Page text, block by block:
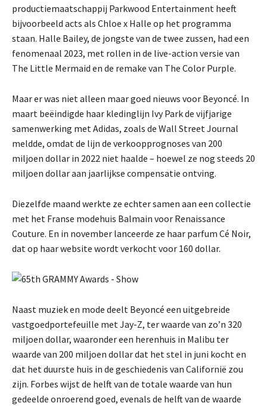
productiemaatschappij Parkwood Entertainment heeft
bijvoorbeeld acts als Chloe x Halle op het programma
staan. Halle Bailey, de jongste van de twee zussen, had een
fenomenaal 2023, met rollen in de live-action versie van
The Little Mermaid en de remake van The Color Purple.
Maar er was niet alleen maar goed nieuws voor Beyoncé. In
maart beëindigde haar kledinglijn Ivy Park de vijfjarige
samenwerking met Adidas, zoals de Wall Street Journal
meldde, omdat de lijn de verkoopprognoses van 200
miljoen dollar in 2022 niet haalde – hoewel ze nog steeds 20
miljoen dollar aan jaarlijkse compensatie ontving.
Diezelfde maand werkte ze echter samen aan een collectie
met het Franse modehuis Balmain voor Renaissance
Couture. En in november lanceerde ze haar parfum Cé Noir,
dat op haar website wordt verkocht voor 160 dollar.
Naast muziek en mode deelt Beyoncé een uitgebreide
vastgoedportefeuille met Jay-Z, ter waarde van zo’n 320
miljoen dollar, waaronder een herenhuis in Malibu ter
waarde van 200 miljoen dollar dat het stel in juni kocht en
dat het duurste huis in de geschiedenis van Californië zou
zijn. Forbes wijst de helft van de totale waarde van hun
gedeelde onroerend goed, evenals de helft van de waarde